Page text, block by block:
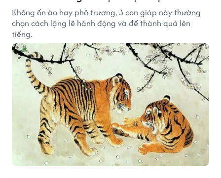
Không ồn ào hay phô trương, 3 con giáp này thường
chọn cách lặng lẽ hành động và để thành quả lên
tiếng.